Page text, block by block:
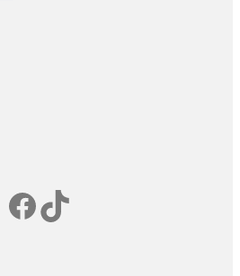
Facebook
TikTok